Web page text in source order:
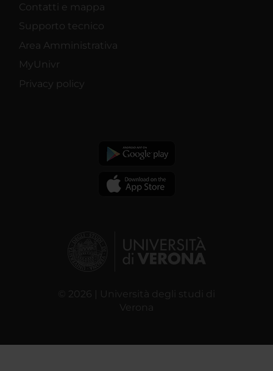
Contatti e mappa
Supporto tecnico
Area Amministrativa
MyUnivr
Privacy policy
© 2026 | Università degli studi di
Verona